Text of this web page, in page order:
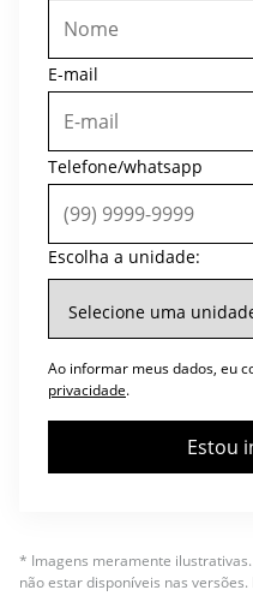
* Imagens meramente
não estar disponíveis nas
E-mail
Telefone/whatsapp
Escolha a unidade:
Ao informar meus dados, eu
privacidade.
Estou